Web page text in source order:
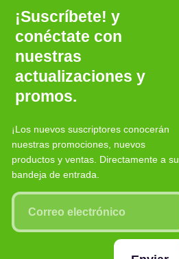
¡Suscríbete! y
conéctate con
nuestras
actualizaciones y
promos.
¡Los nuevos suscriptores conocerán
nuestras promociones, nuevos
productos y ventas. Directamente a su
bandeja de entrada.